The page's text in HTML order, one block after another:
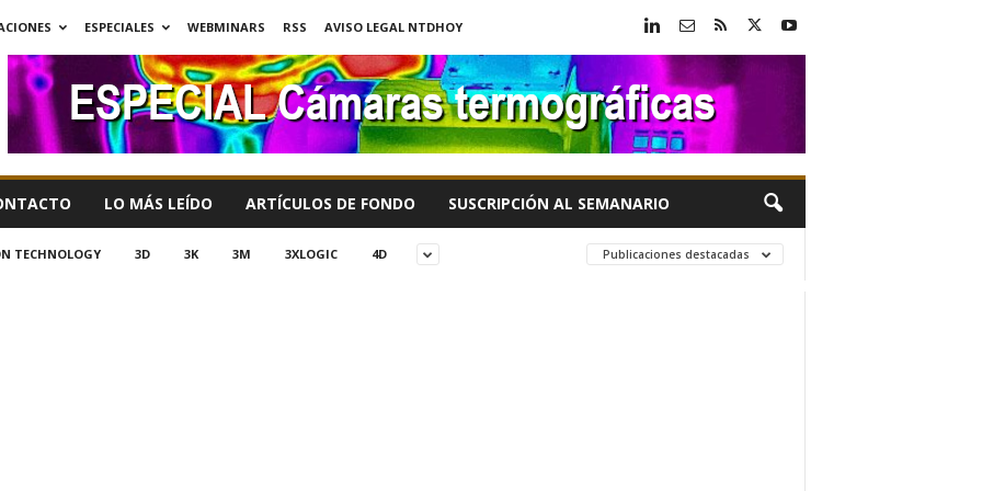
ESPECIALES WEBMINARS RSS
AVISO LEGAL NTDHOY
LO MÁS LEÍDO ARTÍCULOS DE FONDO SUSCRIPCIÓN AL SEMANARIO
TECHNOLOGY 3D 3K 3M 3XLOGIC 4D Publicaciones destacadas